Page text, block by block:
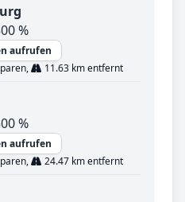
%
aufrufen
11.63 km entfernt
%
aufrufen
24.47 km entfernt